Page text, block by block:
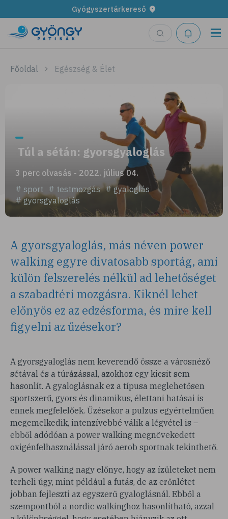
Gyógyszertárkereső
Főoldal Egészség & Élet
Túl a sétán: gyorsgyaloglás
3 perc olvasás - 2022. július 04.
# sport # testmozgás # gyaloglás
# gyorsgyaloglás
A gyorsgyaloglás, más néven power
walking egyre divatosabb sportág, ami
külön felszerelés nélkül ad lehetőséget
a szabadtéri mozgásra. Kiknél lehet
előnyös ez az edzésforma, és mire kell
figyelni az űzésekor?
A gyorsgyaloglás nem keverendő össze a városnéző
sétával és a túrázással, azokhoz egy kicsit sem
hasonlít. A gyaloglásnak ez a típusa meglehetősen
sportszerű, gyors és dinamikus, élettani hatásai is
ennek megfelelőek. Űzésekor a pulzus egyértelműen
megemelkedik, intenzívebbé válik a légvétel is –
ebből adódóan a power walking megnövekedett
oxigénfelhasználással járó aerob sportnak tekinthető.
A power walking nagy előnye, hogy az ízületeket nem
terheli úgy, mint például a futás, de az erőnlétet
jobban fejleszti az egyszerű gyaloglásnál. Ebből a
szempontból a nordic walkinghoz hasonlítható, azzal